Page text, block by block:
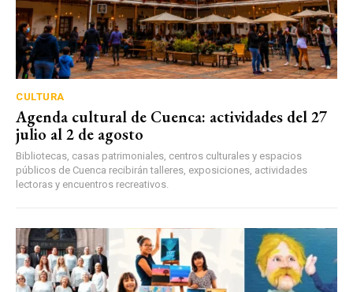
CULTURA
Agenda cultural de Cuenca: actividades del 27
julio al 2 de agosto
Bibliotecas, casas patrimoniales, centros culturales y espacios
públicos de Cuenca recibirán talleres, exposiciones, actividades
lectoras y encuentros recreativos.